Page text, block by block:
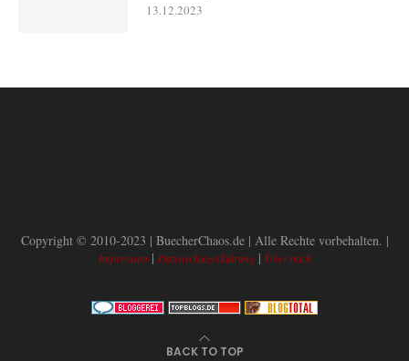
13.12.2023
Copyright © 2010-2023 | BuecherChaos.de | Alle Rechte vorbehalten. |
Impressum | Datenschutzerklärung| Über mich
BACK TO TOP